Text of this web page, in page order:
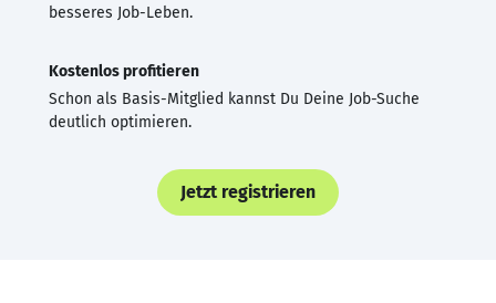
besseres Job-Leben.
Kostenlos profitieren
Schon als Basis-Mitglied kannst Du Deine Job-Suche
deutlich optimieren.
Jetzt registrieren